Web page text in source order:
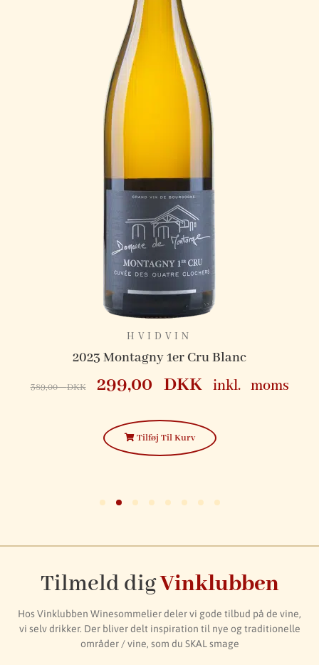
HVIDVIN
2023 Montagny 1er Cru Blanc
389,00DKK 299,00 DKK inkl. moms
Tilføj Til Kurv
Tilmeld digVinklubben
Hos Vinklubben Winesommelier deler vi gode tilbud på de vine,
vi selv drikker. Der bliver delt inspiration til nye og traditionelle
områder / vine, som du SKAL smage